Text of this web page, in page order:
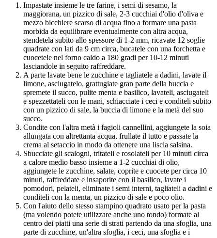
Impastate insieme le tre farine, i semi di sesamo, la
maggiorana, un pizzico di sale, 2-3 cucchiai d'olio d'oliva e
mezzo bicchiere scarso di acqua fino a formare una pasta
morbida da equilibrare eventualmente con altra acqua,
stendetela subito allo spessore di 1-2 mm, ricavate 12 soglie
quadrate con lati da 9 cm circa, bucatele con una forchetta e
cuocetele nel forno caldo a 180 gradi per 10-12 minuti
lasciandole in seguito raffreddare.
A parte lavate bene le zucchine e tagliatele a dadini, lavate il
limone, asciugatelo, grattugiate gran parte della buccia e
spremete il succo, pulite menta e basilico, lavateli, asciugateli
e spezzettateli con le mani, schiacciate i ceci e conditeli subito
con un pizzico di sale, la buccia di limone e la metà del suo
succo.
Condite con l'altra metà i fagioli cannellini, aggiungete la soia
allungata con altrettanta acqua, frullate il tutto e passate la
crema al setaccio in modo da ottenere una liscia salsina.
Sbucciate gli scalogni, tritateli e rosolateli per 10 minuti circa
a calore medio basso insieme a 1-2 cucchiai di olio,
aggiungete le zucchine, salate, coprite e cuocete per circa 10
minuti, raffreddate e insaporite con il basilico, lavate i
pomodori, pelateli, eliminate i semi interni, tagliateli a dadini e
conditeli con la menta, un pizzico di sale e poco olio.
Con l'aiuto dello stesso stampino quadrato usato per la pasta
(ma volendo potete utilizzare anche uno tondo) formate al
centro dei piatti una serie di strati partendo da una sfoglia, una
parte di zucchine, un'altra sfoglia, i ceci, una sfoglia e i